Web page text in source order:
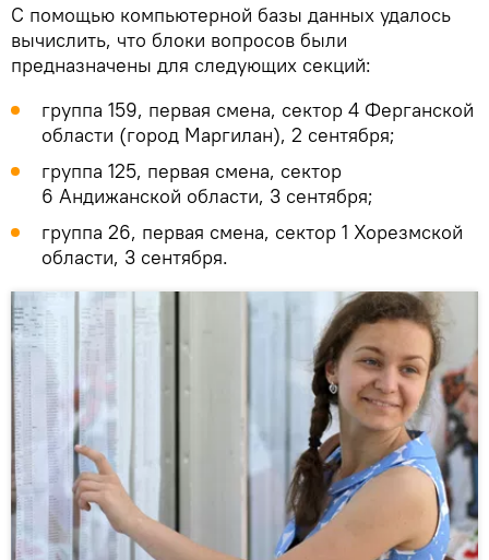
С помощью компьютерной базы данных удалось
вычислить, что блоки вопросов были
предназначены для следующих секций:
группа 159, первая смена, сектор 4 Ферганской
области (город Маргилан), 2 сентября;
группа 125, первая смена, сектор
6 Андижанской области, 3 сентября;
группа 26, первая смена, сектор 1 Хорезмской
области, 3 сентября.